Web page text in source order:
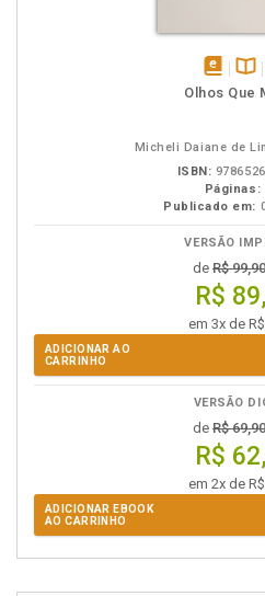
Olhos Que
Micheli Daiane de
ISBN:
Páginas:
Publicado em:
VERSÃO
de R$ 99,90
R$
em 3x de
ADICIONAR AO
CARRINHO
VERSÃO
de R$ 69,90
R$
em 2x de
ADICIONAR EBOOK
AO CARRINHO